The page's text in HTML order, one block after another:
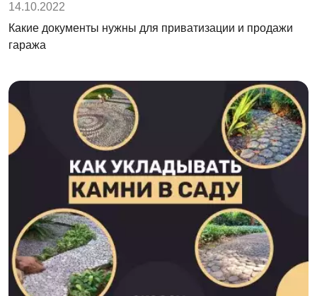
14.10.2022
Какие документы нужны для приватизации и продажи
гаража